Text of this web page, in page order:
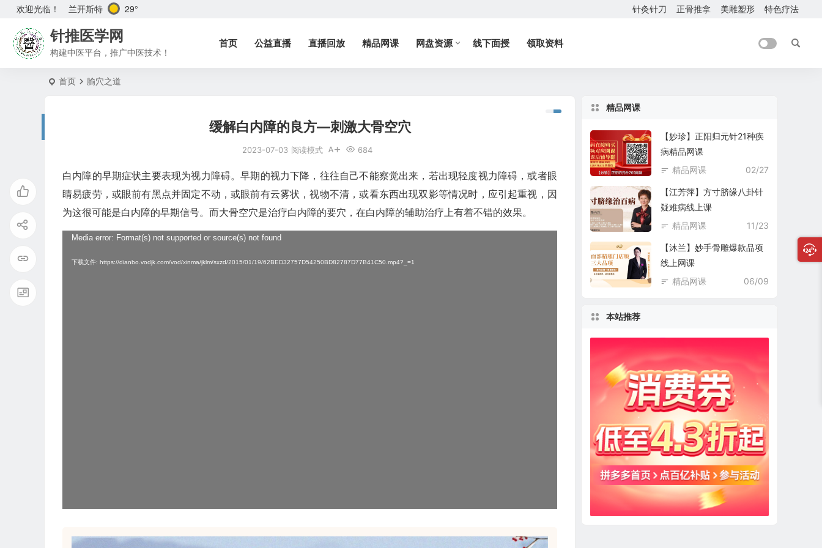
欢迎光临！ 兰开斯特 29° 针灸针刀 正骨推拿 美雕塑形 特色疗法
针推医学网
构建中医平台，推广中医技术！
首页 公益直播 直播回放 精品网课 网盘资源 线下面授 领取资料
首页 腧穴之道
缓解白内障的良方—刺激大骨空穴
2023-07-03 684
阅读模式
白内障的早期症状主要表现为视力障碍。早期的视力下降，往往自己不能察觉出来，若出现轻度视力障碍，或者眼
睛易疲劳，或眼前有黑点并固定不动，或眼前有云雾状，视物不清，或看东西出现双影等情况时，应引起重视，因
为这很可能是白内障的早期信号。而大骨空穴是治疗白内障的要穴，在白内障的辅助治疗上有着不错的效果。
Media error: Format(s) not supported or source(s) not found
下载文件: https://dianbo.vodjk.com/vod/xinma/jklm/sxzd/2015/01/19/62BED32757D54250BD82787D77B41C50.mp4?_=1
精品网课
【妙珍】正阳归元针21种疾
病精品网课
02/27
精品网课
【江芳萍】方寸脐缘八卦针
疑难病线上课
11/23
精品网课
【沐兰】妙手骨雕爆款品项
线上网课
06/09
精品网课
本站推荐